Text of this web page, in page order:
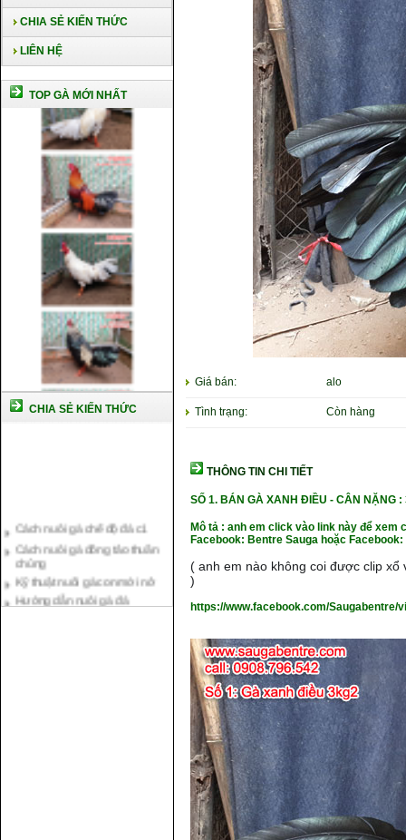
CHIA SẺ KIẾN THỨC
LIÊN HỆ
TOP GÀ MỚI NHẤT
CHIA SẺ KIẾN THỨC
Cách nuôi gà đông tảo thuần
chủng
Kỹ thuật nuôi gà con mới nở
Hướng dẫn nuôi gà đá
Tại sao bạn cần biết cách nuôi
Giá bán: alo
Tình trạng: Còn hàng
THÔNG TIN CHI TIẾT
SỐ 1. BÁN GÀ XANH ĐIỀU - CÂN NẶNG :
Mô tả : anh em click vào link này để
Facebook: Bentre Sauga hoặc Facebook:
( anh em nào không coi được clip xổ
)
https://www.facebook.com/Saugabentre/